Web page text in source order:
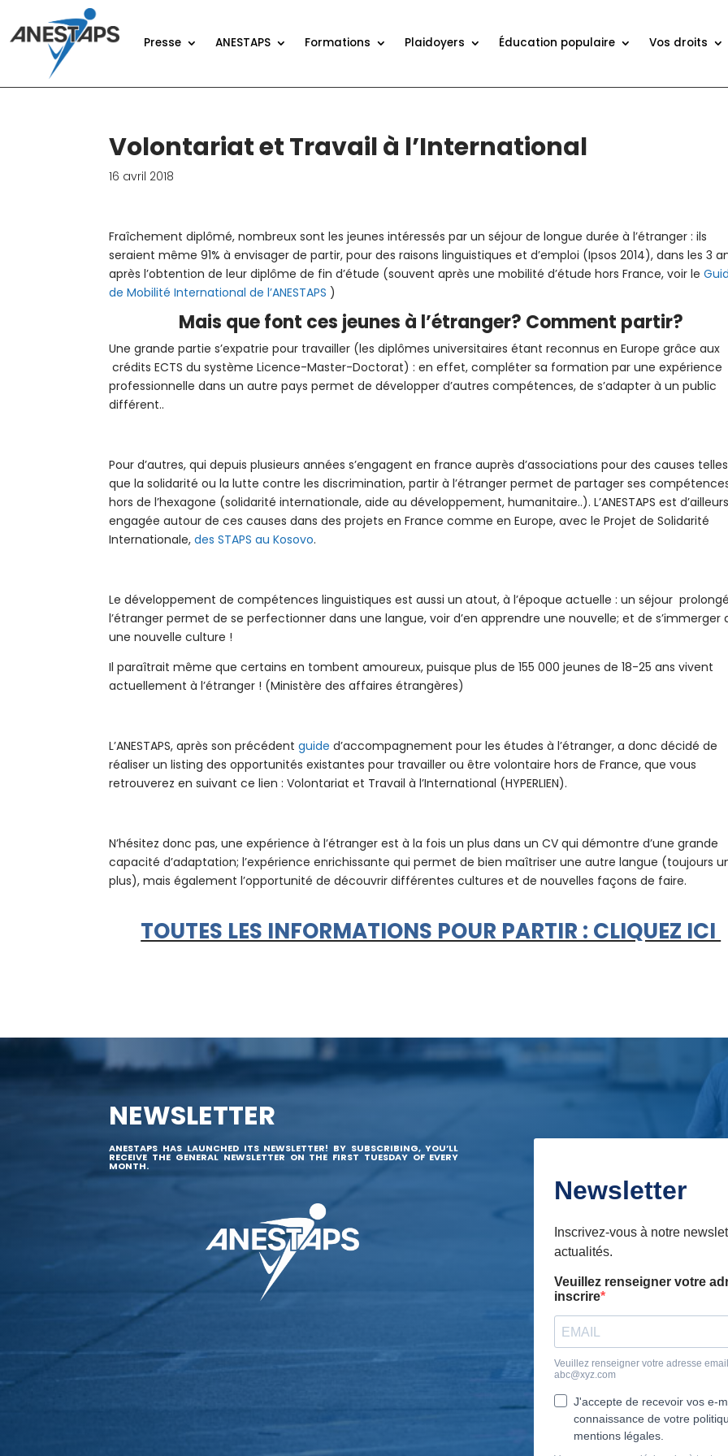
Presse ANESTAPS Formations Plaidoyers Éducation populaire Vos droits
Volontariat et Travail à l’International
16 avril 2018
Fraîchement diplômé, nombreux sont les jeunes intéressés par un séjour de longue durée à l’étranger : ils
seraient même 91% à envisager de partir, pour des raisons linguistiques et d’emploi (Ipsos 2014), dans les 3
après l’obtention de leur diplôme de fin d’étude (souvent après une mobilité d’étude hors France, voir le
de Mobilité International de l’ANESTAPS )
Mais que font ces jeunes à l’étranger? Comment partir?
Une grande partie s’expatrie pour travailler (les diplômes universitaires étant reconnus en Europe grâce aux
crédits ECTS du système Licence-Master-Doctorat) : en effet, compléter sa formation par une expérience
professionnelle dans un autre pays permet de développer d’autres compétences, de s’adapter à un public
différent..
Pour d’autres, qui depuis plusieurs années s’engagent en france auprès d’associations pour des causes telles
que la solidarité ou la lutte contre les discrimination, partir à l’étranger permet de partager ses
hors de l’hexagone (solidarité internationale, aide au développement, humanitaire..). L’ANESTAPS est
engagée autour de ces causes dans des projets en France comme en Europe, avec le Projet de Solidarité
Internationale,des STAPS au Kosovo.
Le développement de compétences linguistiques est aussi un atout, à l’époque actuelle : un séjour
l’étranger permet de se perfectionner dans une langue, voir d’en apprendre une nouvelle; et de s’immerger
une nouvelle culture !
Il paraîtrait même que certains en tombent amoureux, puisque plus de 155 000 jeunes de 18-25 ans vivent
actuellement à l’étranger ! (Ministère des affaires étrangères)
L’ANESTAPS, après son précédentguide d’accompagnement pour les études à l’étranger, a donc décidé de
réaliser un listing des opportunités existantes pour travailler ou être volontaire hors de France, que vous
retrouverez en suivant ce lien : Volontariat et Travail à l’International (HYPERLIEN).
N’hésitez donc pas, une expérience à l’étranger est à la fois un plus dans un CV qui démontre d’une grande
capacité d’adaptation; l’expérience enrichissante qui permet de bien maîtriser une autre langue (toujours
plus), mais également l’opportunité de découvrir différentes cultures et de nouvelles façons de faire.
TOUTES LES INFORMATIONS POUR PARTIR : CLIQUEZ ICI
NEWSLETTER
ANESTAPS HAS LAUNCHED ITS NEWSLETTER! BY SUBSCRIBING, YOU’LL
RECEIVE THE GENERAL NEWSLETTER ON THE FIRST TUESDAY OF EVERY
MONTH.